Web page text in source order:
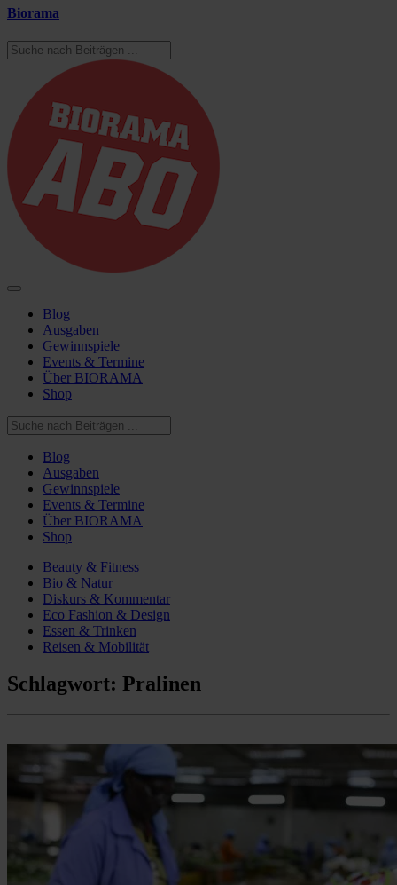
Biorama
Blog
Ausgaben
Gewinnspiele
Events & Termine
Über BIORAMA
Shop
Blog
Ausgaben
Gewinnspiele
Events & Termine
Über BIORAMA
Shop
Beauty & Fitness
Bio & Natur
Diskurs & Kommentar
Eco Fashion & Design
Essen & Trinken
Reisen & Mobilität
Schlagwort: Pralinen